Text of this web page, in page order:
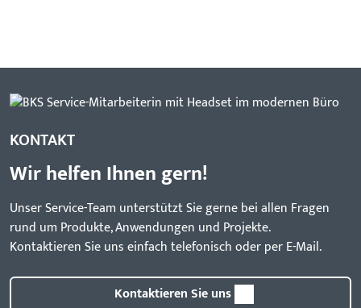
KONTAKT
Wir helfen Ihnen gern!
Unser Service-Team unterstützt Sie gerne bei allen Fragen
rund um Produkte, Anwendungen und Projekte.
Kontaktieren Sie uns einfach telefonisch oder per E-Mail.
Kontaktieren Sie uns